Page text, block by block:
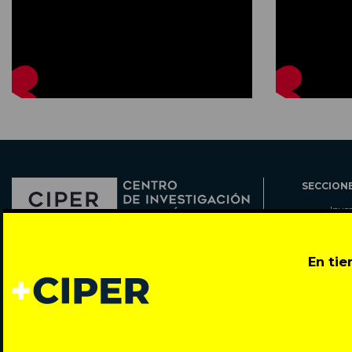
En
Todos los derechos reservados © 2007-2026